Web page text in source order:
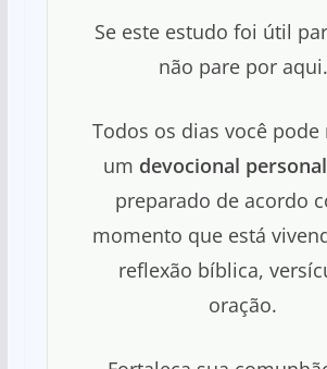
Se este estudo foi útil
não pare por aqui.
Todos os dias você pode
um devocional
preparado de acordo
momento que está
reflexão bíblica,
oração.